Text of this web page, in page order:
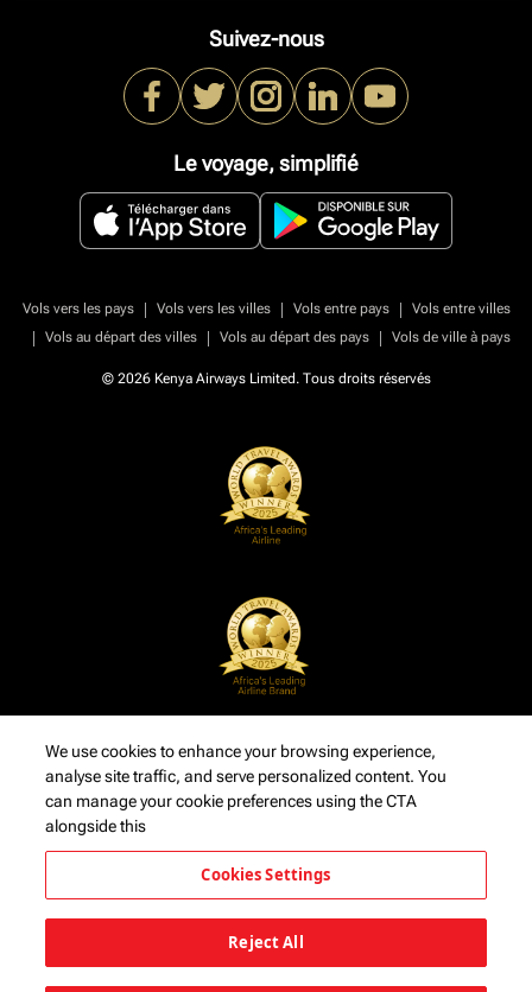
Suivez-nous
Le voyage, simplifié
Vols vers les pays | Vols vers les villes | Vols entre pays |
Vols entre villes
|
Vols au départ des villes | Vols au départ des pays | Vols de ville à pays
© 2026 Kenya Airways Limited. Tous droits réservés
We use cookies to enhance your browsing experience,
analyse site traffic, and serve personalized content. You
can manage your cookie preferences using the CTA
alongside this
Cookies Settings
Reject All